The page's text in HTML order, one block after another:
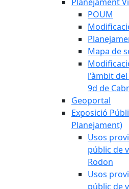
POUM
Mapa de
l'àmbit del
9d de
Geoportal
Exposició
Planejament)
Usos
públic de
Rodon
Usos
públic de